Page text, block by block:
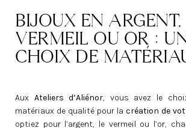
BIJOUX EN ARGENT,
VERMEIL OU OR :
CHOIX DE
Aux Ateliers d’Aliénor, vous avez le
matériaux de qualité pour la création de
optiez pour l’argent, le vermeil ou l’or,